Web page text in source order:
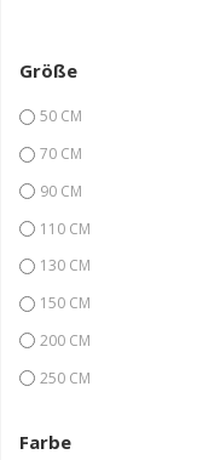
Größe
50 CM
70 CM
90 CM
110 CM
130 CM
150 CM
200 CM
250 CM
Farbe